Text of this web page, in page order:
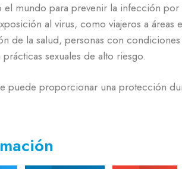
mundo para prevenir la infección por
al virus, como viajeros a áreas
de la salud, personas con
sexuales de alto riesgo.
puede proporcionar una protección